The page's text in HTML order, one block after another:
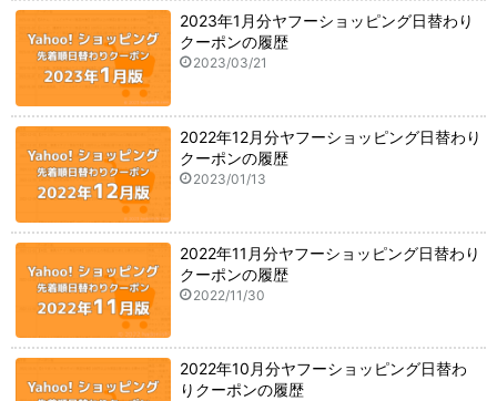
2023年1月分ヤフーショッピング日替わり
クーポンの履歴
2023/03/21
2022年12月分ヤフーショッピング日替わり
クーポンの履歴
2023/01/13
2022年11月分ヤフーショッピング日替わり
クーポンの履歴
2022/11/30
2022年10月分ヤフーショッピング日替わ
りクーポンの履歴